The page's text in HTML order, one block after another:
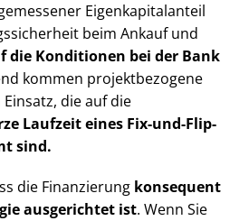
Ei­gen­ka­pi­tal­an­teil
beim Ankauf und
die Konditionen bei der Bank
kommen projektbezogene
die auf die
Laufzeit eines Fix-und-Flip-
sind.
die Finanzierung konsequent
ausgerichtet ist. Wenn Sie